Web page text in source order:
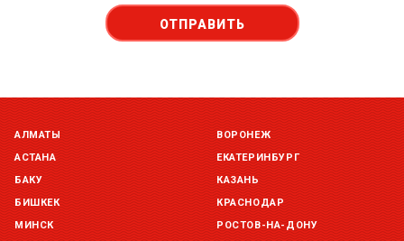
ОТПРАВИТЬ
АЛМАТЫ
АСТАНА
БАКУ
БИШКЕК
ВОРОНЕЖ
ЕКАТЕРИНБУРГ
КАЗАНЬ
КРАСНОДАР
МИНСК
РОСТОВ-НА-ДОНУ